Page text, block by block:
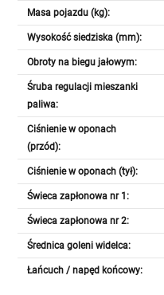
Masa pojazdu (kg):
Wysokość siedziska (mm):
Obroty na biegu jałowym:
Śruba regulacji mieszanki
paliwa:
Ciśnienie w oponach
(przód):
Ciśnienie w oponach (tył):
Świeca zapłonowa nr 1:
Świeca zapłonowa nr 2:
Średnica goleni widelca:
Łańcuch / napęd końcowy: